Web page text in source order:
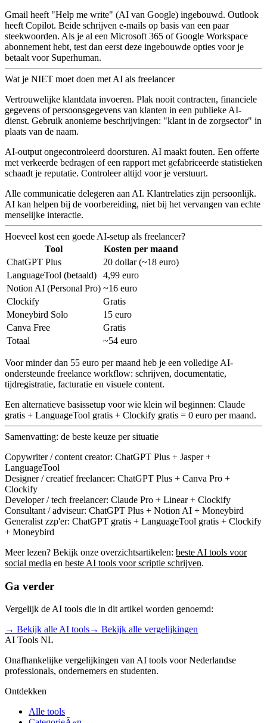
Gmail heeft "Help me write" (AI van Google) ingebouwd. Outlook
heeft Copilot. Beide schrijven e-mails op basis van een paar
steekwoorden. Als je al een Microsoft 365 of Google Workspace
abonnement hebt, test dan eerst deze ingebouwde opties voor je
betaalt voor Superhuman.
Wat je NIET moet doen met AI als freelancer
Vertrouwelijke klantdata invoeren. Plak nooit contracten, financiele
gegevens of persoonsgegevens van klanten in een publieke AI-
dienst. Gebruik anonieme beschrijvingen: "klant in de zorgsector" in
plaats van de naam.
AI-output ongecontroleerd doorsturen. AI maakt fouten. Een offerte
met verkeerde bedragen of een rapport met gefabriceerde statistieken
schaadt je reputatie. Controleer altijd voor je verstuurt.
Alle communicatie delegeren aan AI. Klantrelaties zijn persoonlijk.
AI kan helpen bij de voorbereiding, niet bij het vervangen van echte
menselijke interactie.
Hoeveel kost een goede AI-setup als freelancer?
Tool
Kosten per maand
ChatGPT Plus
20 dollar (~18 euro)
LanguageTool (betaald)
4,99 euro
Notion AI (Personal Pro) ~16 euro
Clockify
Gratis
Moneybird Solo
15 euro
Canva Free
Gratis
Totaal
~54 euro
Voor minder dan 55 euro per maand heb je een volledige AI-
ondersteunde freelance workflow: schrijven, documentatie,
tijdregistratie, facturatie en visuele content.
Een alternatieve basissetup voor wie klein wil beginnen: Claude
gratis + LanguageTool gratis + Clockify gratis = 0 euro per maand.
Samenvatting: de beste keuze per situatie
Copywriter / content creator: ChatGPT Plus + Jasper +
LanguageTool
Designer / creatief freelancer: ChatGPT Plus + Canva Pro +
Clockify
Developer / tech freelancer: Claude Pro + Linear + Clockify
Consultant / adviseur: ChatGPT Plus + Notion AI + Moneybird
Generalist zzp'er: ChatGPT gratis + LanguageTool gratis + Clockify
+ Moneybird
Meer lezen? Bekijk onze overzichtsartikelen: beste AI tools voor
social media en beste AI tools voor scriptie schrijven.
Ga verder
Vergelijk de AI tools die in dit artikel worden genoemd:
→ Bekijk alle AI tools→ Bekijk alle vergelijkingen
AI Tools NL
Onafhankelijke vergelijkingen van AI tools voor Nederlandse
professionals, ondernemers en studenten.
Ontdekken
Alle tools